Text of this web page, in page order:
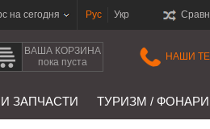
на сегодня Рус Укр
ВАША КОРЗИНА
пока пуста
НАШИ
ЗАПЧАСТИ ТУРИЗМ / ФОНАРИ